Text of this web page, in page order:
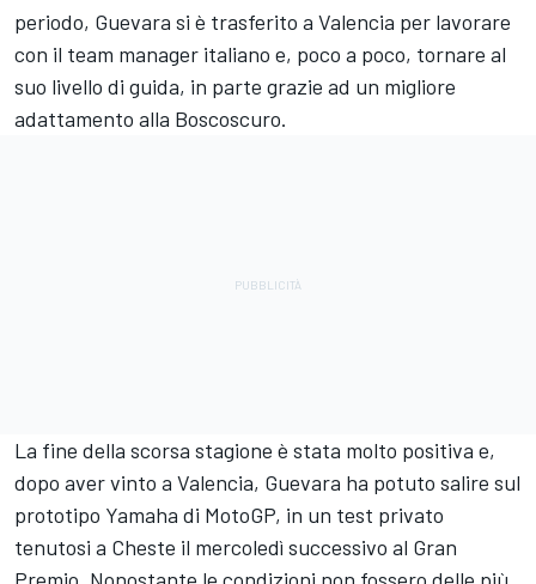
periodo, Guevara si è trasferito a Valencia per lavorare
con il team manager italiano e, poco a poco, tornare al
suo livello di guida, in parte grazie ad un migliore
adattamento alla Boscoscuro.
La fine della scorsa stagione è stata molto positiva e,
dopo aver vinto a Valencia, Guevara ha potuto salire sul
prototipo Yamaha di MotoGP, in un test privato
tenutosi a Cheste il mercoledì successivo al Gran